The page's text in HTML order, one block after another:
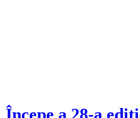
Începe a 28-a